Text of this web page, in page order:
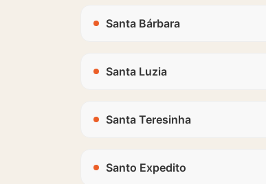
Santa Bárbara
Santa Luzia
Santa Teresinha
Santo Expedito